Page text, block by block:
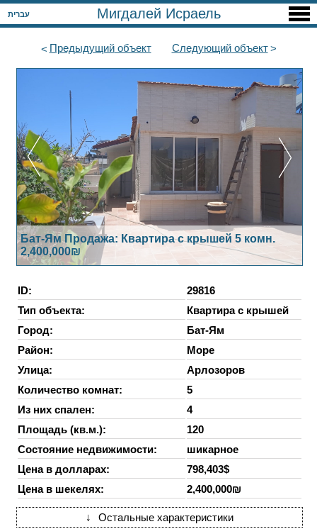
עברית Мигдалей Исраель
Предыдущийобъект Следующийобъект
Бат-Ям Продажа: Квартира с крышей 5 комн.
2,400,000₪
ID:
29816
Тип объекта:
Квартира с крышей
Город:
Бат-Ям
Район:
Море
Улица:
Арлозоров
Количество комнат:
5
Из них спален:
4
Площадь (кв.м.):
120
Состояние недвижимости:
шикарное
Цена в долларах:
798,403$
Цена в шекелях:
2,400,000₪
↓ Остальные характеристики